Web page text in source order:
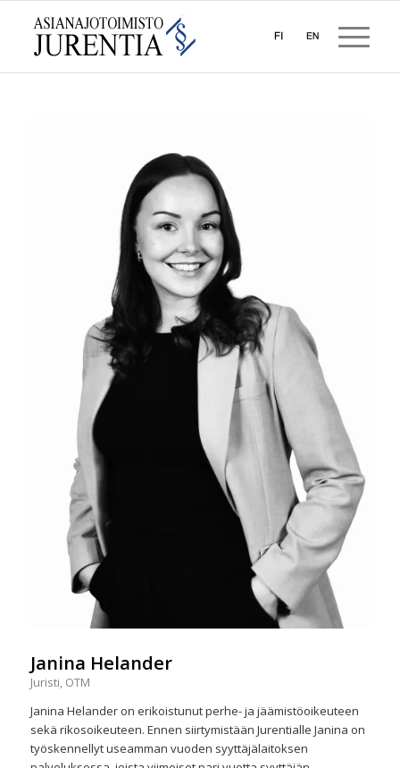
Janina Helander
Juristi, OTM
Janina Helander on erikoistunut perhe- ja jäämistöoikeuteen
sekä rikosoikeuteen. Ennen siirtymistään Jurentialle Janina on
työskennellyt useamman vuoden syyttäjälaitoksen